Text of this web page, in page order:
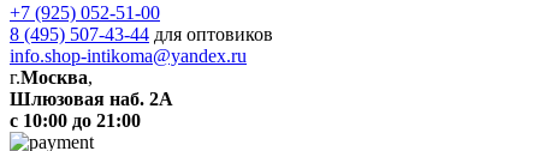
+7 (925) 052-51-00
8 (495) 507-43-44 для оптовиков
info.shop-intikoma@yandex.ru
г.Москва,
Шлюзовая наб. 2А
с 10:00 до 21:00